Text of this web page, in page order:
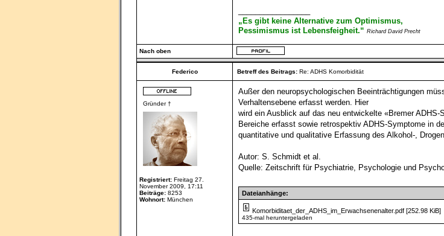
„Es gibt keine Alternative zum Optimismus,
Pessimismus ist Lebensfeigheit.“ Richard David Precht
Nach oben
Federico Betreff des Beitrags: Re: ADHS Komorbidität
Gründer †
Registriert: Freitag 27.
November 2009, 17:11
Beiträge: 8253
Wohnort: München
Außer den neuropsychologischen Beeinträchtigungen
Verhaltensebene erfasst werden. Hier
wird ein Ausblick auf das neu entwickelte «Bremer
Bereiche erfasst sowie retrospektiv ADHS-Symptome in
quantitative und qualitative Erfassung des Alkohol-,
Autor: S. Schmidt et al.
Quelle: Zeitschrift für Psychiatrie, Psychologie und
Dateianhänge:
Komorbiditaet_der_ADHS_im_Erwachsenenalter.pdf [252.98 KiB]
435-mal heruntergeladen